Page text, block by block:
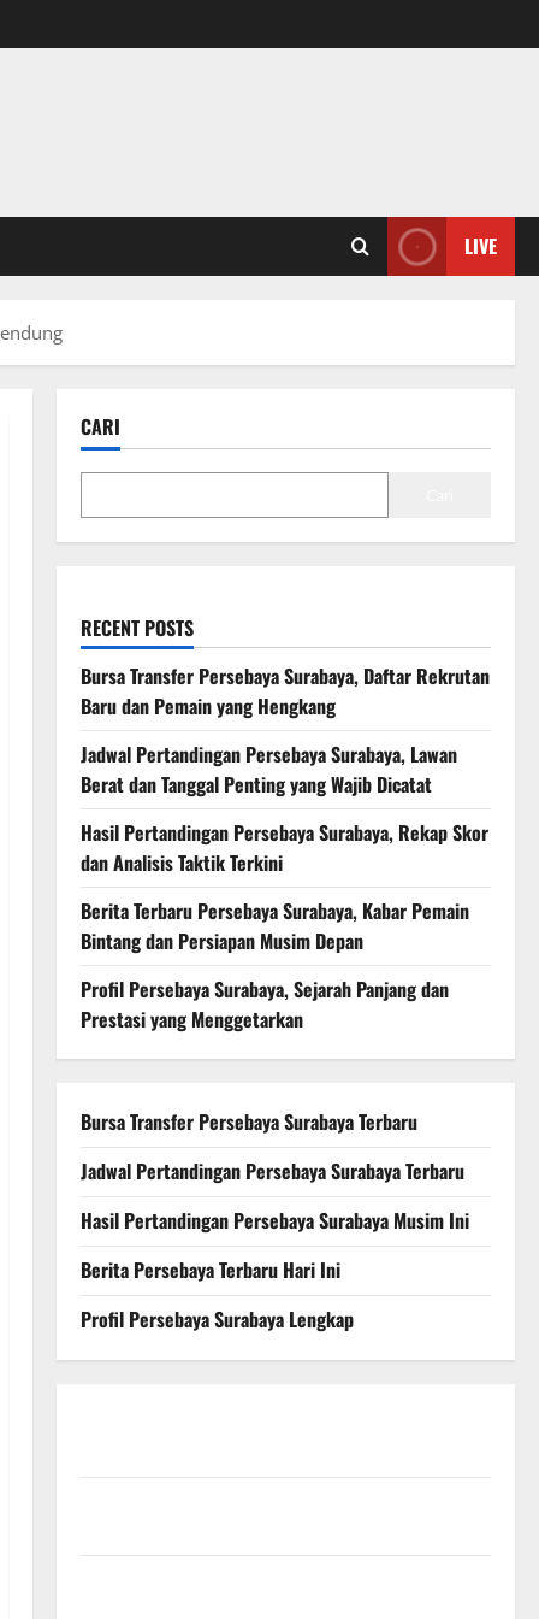
LIVE
CARI
RECENT POSTS
Bursa Transfer Persebaya Surabaya, Daftar Rekrutan
Baru dan Pemain yang Hengkang
Jadwal Pertandingan Persebaya Surabaya, Lawan
Berat dan Tanggal Penting yang Wajib Dicatat
Hasil Pertandingan Persebaya Surabaya, Rekap Skor
dan Analisis Taktik Terkini
Berita Terbaru Persebaya Surabaya, Kabar Pemain
Bintang dan Persiapan Musim Depan
Profil Persebaya Surabaya, Sejarah Panjang dan
Prestasi yang Menggetarkan
Bursa Transfer Persebaya Surabaya Terbaru
Jadwal Pertandingan Persebaya Surabaya Terbaru
Hasil Pertandingan Persebaya Surabaya Musim Ini
Berita Persebaya Terbaru Hari Ini
Profil Persebaya Surabaya Lengkap